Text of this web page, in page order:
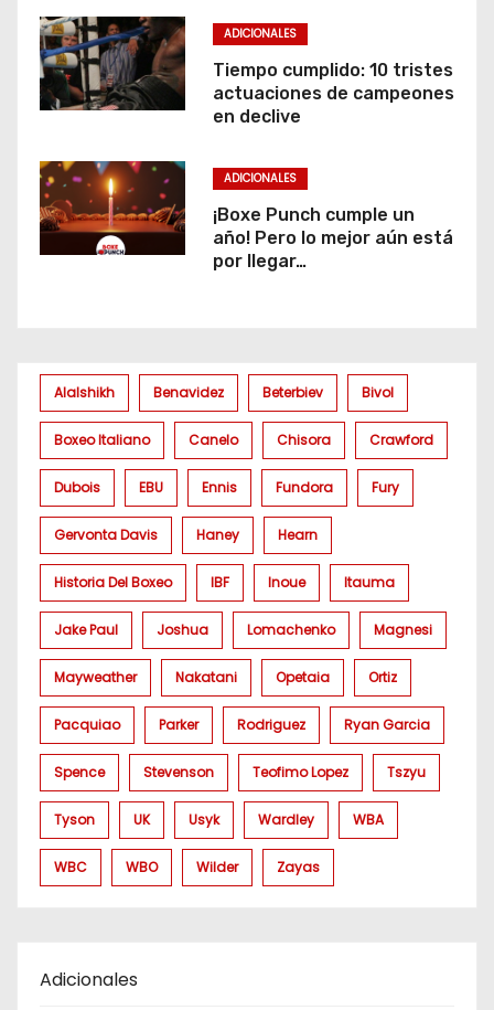
ADICIONALES
Tiempo cumplido: 10 tristes
actuaciones de campeones
en declive
ADICIONALES
¡Boxe Punch cumple un
año! Pero lo mejor aún está
por llegar…
Alalshikh Benavidez Beterbiev Bivol
Boxeo Italiano Canelo Chisora Crawford
Dubois EBU Ennis Fundora Fury
Gervonta Davis Haney Hearn
Historia Del Boxeo IBF Inoue Itauma
Jake Paul Joshua Lomachenko Magnesi
Mayweather Nakatani Opetaia Ortiz
Pacquiao Parker Rodriguez Ryan Garcia
Spence Stevenson Teofimo Lopez Tszyu
Tyson UK Usyk Wardley WBA
WBC WBO Wilder Zayas
Adicionales